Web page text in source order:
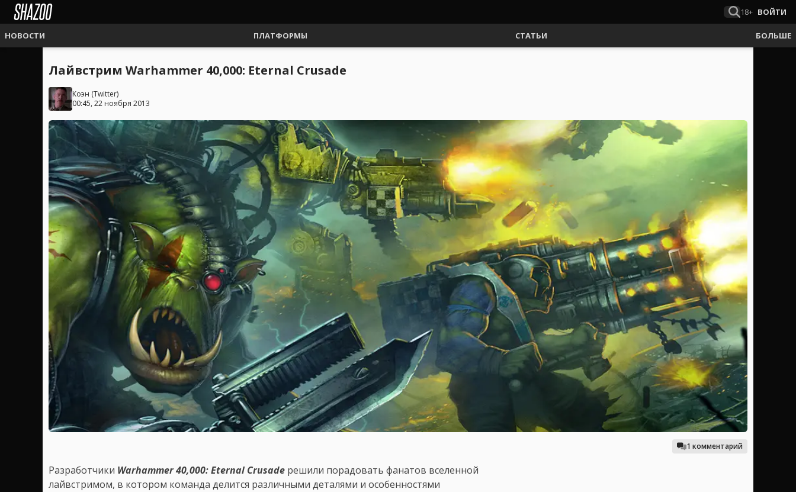
18+ ВОЙТИ
НОВОСТИ ПЛАТФОРМЫ СТАТЬИ БОЛЬШЕ
Лайвстрим Warhammer 40,000: Eternal Crusade
Коэн (Twitter)
00:45, 22 ноября 2013
1 комментарий
Разработчики Warhammer 40,000: Eternal Crusade решили порадовать фанатов вселенной
лайвстримом, в котором команда делится различными деталями и особенностями